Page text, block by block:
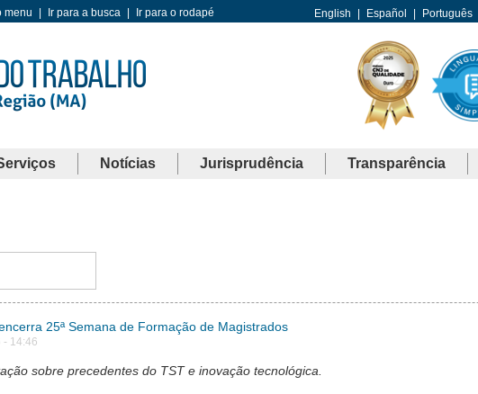
menu Ir para a busca Ir para o rodapé English Español Português
Notícias Jurisprudência Transparência
25ª Semana de Formação de Magistrados
- 14:46
sobre precedentes do TST e inovação tecnológica.